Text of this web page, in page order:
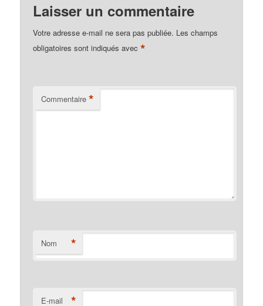
Laisser un commentaire
Votre adresse e-mail ne sera pas publiée. Les champs
obligatoires sont indiqués avec*
Commentaire *
Nom *
E-mail *